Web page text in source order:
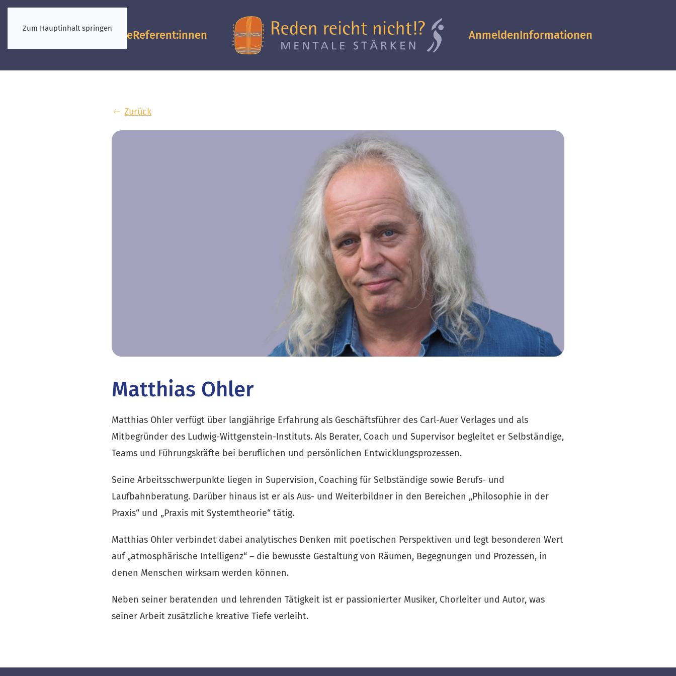
Zum Hauptinhalt springen
VorkongresseReferent:innen AnmeldenInformationen
Zurück
Matthias Ohler
Matthias Ohler verfügt über langjährige Erfahrung als Geschäftsführer des Carl-Auer Verlages und als
Mitbegründer des Ludwig-Wittgenstein-Instituts. Als Berater, Coach und Supervisor begleitet er Selbständige,
Teams und Führungskräfte bei beruflichen und persönlichen Entwicklungsprozessen.
Seine Arbeitsschwerpunkte liegen in Supervision, Coaching für Selbständige sowie Berufs- und
Laufbahnberatung. Darüber hinaus ist er als Aus- und Weiterbildner in den Bereichen „Philosophie in der
Praxis“ und „Praxis mit Systemtheorie“ tätig.
Matthias Ohler verbindet dabei analytisches Denken mit poetischen Perspektiven und legt besonderen Wert
auf „atmosphärische Intelligenz“ – die bewusste Gestaltung von Räumen, Begegnungen und Prozessen, in
denen Menschen wirksam werden können.
Neben seiner beratenden und lehrenden Tätigkeit ist er passionierter Musiker, Chorleiter und Autor, was
seiner Arbeit zusätzliche kreative Tiefe verleiht.